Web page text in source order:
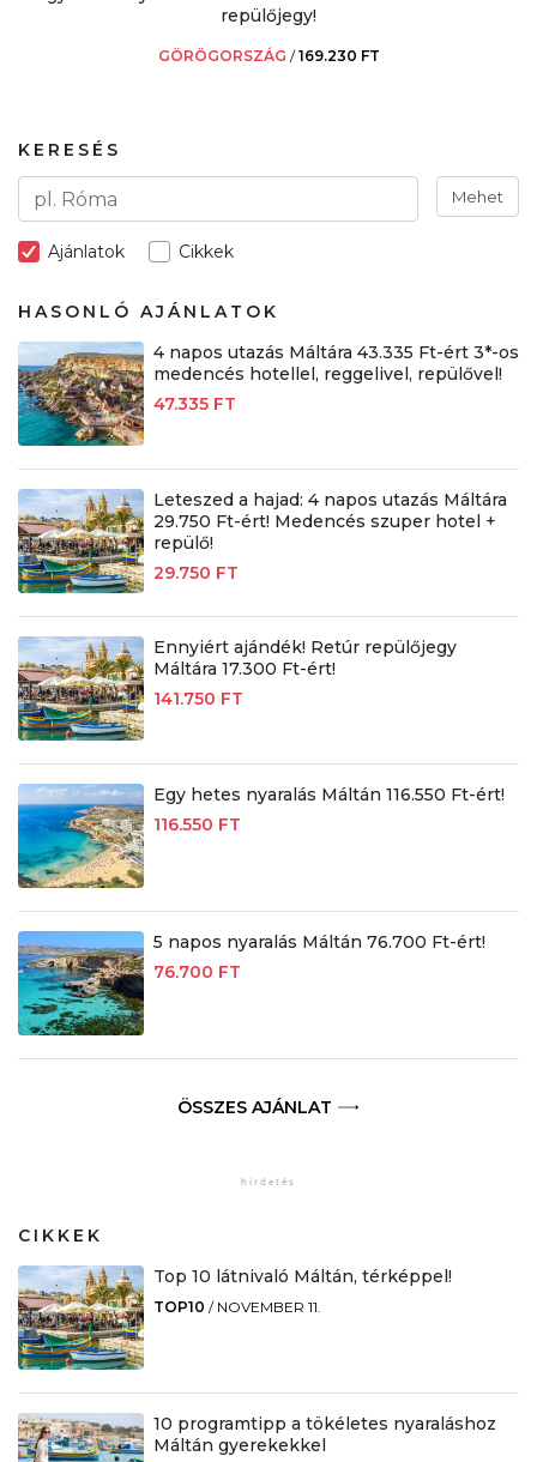
repülőjegy!
GÖRÖGORSZÁG /169.230 FT
KERESÉS
Mehet
Ajánlatok Cikkek
HASONLÓ AJÁNLATOK
4 napos utazás Máltára 43.335 Ft-ért 3*-os
medencés hotellel, reggelivel, repülővel!
47.335 FT
Leteszed a hajad: 4 napos utazás Máltára
29.750 Ft-ért! Medencés szuper hotel +
repülő!
29.750 FT
Ennyiért ajándék! Retúr repülőjegy
Máltára 17.300 Ft-ért!
141.750 FT
Egy hetes nyaralás Máltán 116.550 Ft-ért!
116.550 FT
5 napos nyaralás Máltán 76.700 Ft-ért!
76.700 FT
ÖSSZES AJÁNLAT
CIKKEK
Top 10 látnivaló Máltán, térképpel!
TOP10 / NOVEMBER 11.
10 programtipp a tökéletes nyaraláshoz
Máltán gyerekekkel